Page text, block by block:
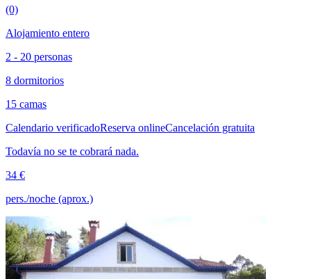
(0)
Alojamiento entero
2 - 20 personas
8 dormitorios
15 camas
Calendario verificadoReserva onlineCancelación gratuita
Todavía no se te cobrará nada.
34 €
pers./noche (aprox.)